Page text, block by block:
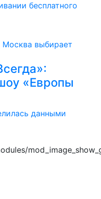
бесплатного
«Европы
данными